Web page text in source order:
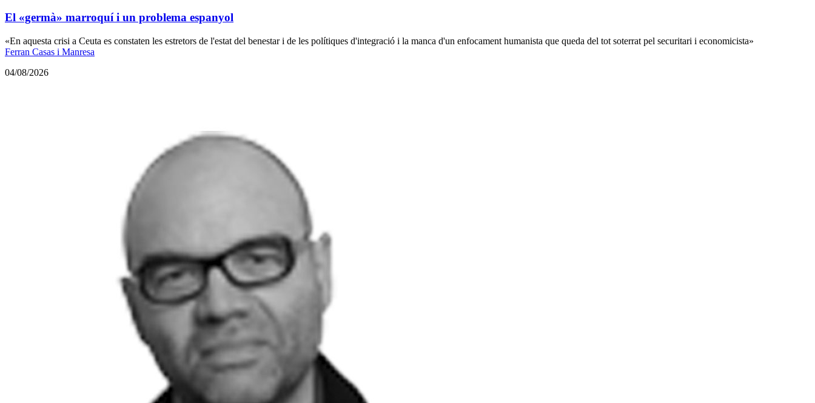
El «germà» marroquí i un problema espanyol
«En aquesta crisi a Ceuta es constaten les estretors de l'estat del benestar i de les polítiques d'integració i la manca d'un enfocament humanista que queda del tot soterrat pel securitari i economicista»
Ferran Casas i Manresa
04/08/2026